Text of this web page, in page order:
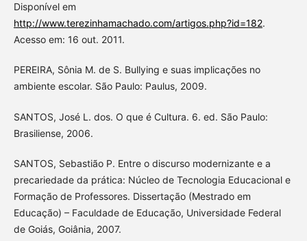
Disponível em
http://www.terezinhamachado.com/artigos.php?id=182.
Acesso em: 16 out. 2011.
PEREIRA, Sônia M. de S. Bullying e suas implicações no
ambiente escolar. São Paulo: Paulus, 2009.
SANTOS, José L. dos. O que é Cultura. 6. ed. São Paulo:
Brasiliense, 2006.
SANTOS, Sebastião P. Entre o discurso modernizante e a
precariedade da prática: Núcleo de Tecnologia Educacional e
Formação de Professores. Dissertação (Mestrado em
Educação) – Faculdade de Educação, Universidade Federal
de Goiás, Goiânia, 2007.